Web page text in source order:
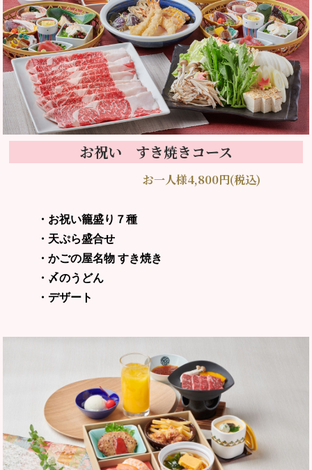
お祝い すき焼きコース
お一人様4,800円(税込)
・お祝い籠盛り７種
・天ぷら盛合せ
・かごの屋名物 すき焼き
・〆のうどん
・デザート